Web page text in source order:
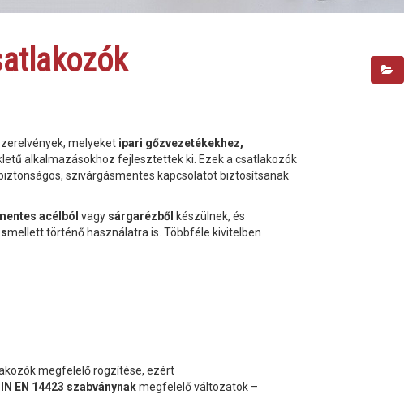
melyeket ipari gőzvezetékekhez,
alkalmazásokhoz fejlesztettek ki. Ezek a csatlakozók
szivárgásmentes kapcsolatot biztosítsanak
acélból vagy sárgarézből készülnek, és
mellett történő használatra is. Többféle kivitelben
megfelelő rögzítése, ezért
EN 14423 szabványnakmegfelelő változatok –